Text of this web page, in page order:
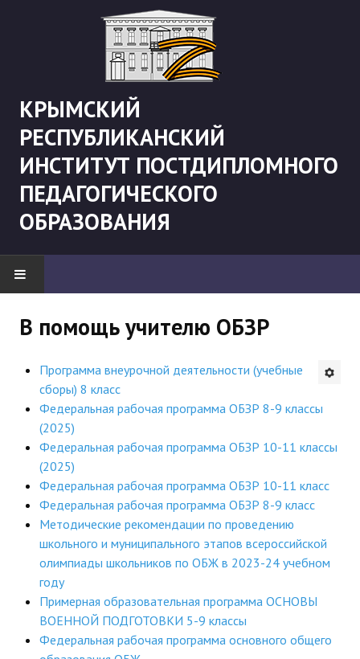
КРЫМСКИЙ
РЕСПУБЛИКАНСКИЙ
ИНСТИТУТ ПОСТДИПЛОМНОГО
ПЕДАГОГИЧЕСКОГО
ОБРАЗОВАНИЯ
Будни института
АНОНСЫ
ИНСТИТУТ
Противодействие коррупции
В ПОМОЩЬ УЧИТЕЛЮ
Организация УВП
ГИА
Карта ГИА РК
В помощь учителю ОБЗР
Программа внеурочной деятельности (учебные
сборы) 8 класс
Федеральная рабочая программа ОБЗР 8-9 классы
(2025)
Федеральная рабочая программа ОБЗР 10-11 классы
(2025)
Федеральная рабочая программа ОБЗР 10-11 класс
Федеральная рабочая программа ОБЗР 8-9 класс
Методические рекомендации по проведению
школьного и муниципального этапов всероссийской
олимпиады школьников по ОБЖ в 2023-24 учебном
году
Примерная образовательная программа ОСНОВЫ
ВОЕННОЙ ПОДГОТОВКИ 5-9 классы
Федеральная рабочая программа основного общего